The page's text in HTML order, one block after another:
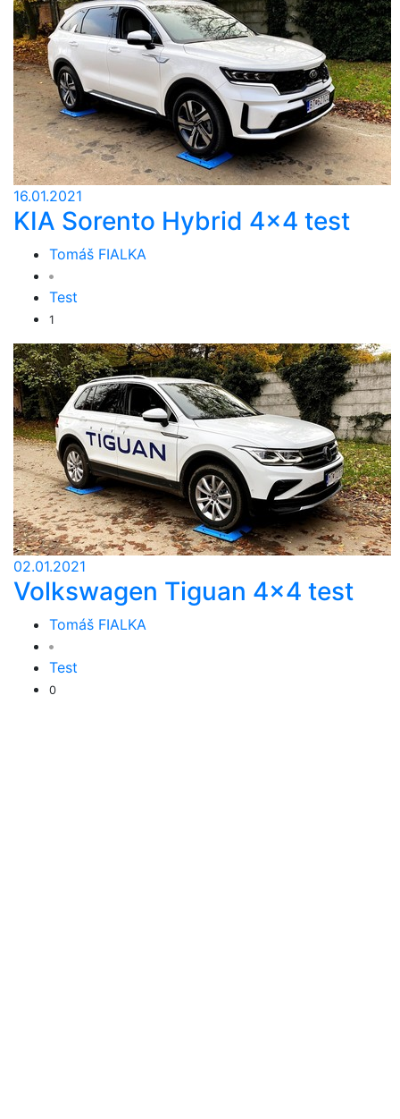
16.01.2021
KIA Sorento Hybrid 4x4 test
Tomáš FIALKA
Test
1
02.01.2021
Volkswagen Tiguan 4x4 test
Tomáš FIALKA
Test
0